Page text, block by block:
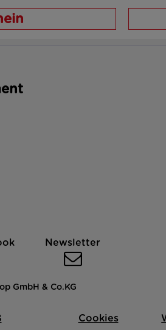
Newsletter
GmbH & Co.KG
Cookies